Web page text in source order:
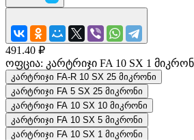
491.40 ₽
ოფცია: კარტრიჯი FA 10 SX 1
კარტრიჯი FA-R 10 SX 25 მიკრონი
კარტრიჯი FA 5 SX 25 მიკრონი
კარტრიჯი FA 10 SX 10 მიკრონი
კარტრიჯი FA 10 SX 5 მიკრონი
კარტრიჯი FA 10 SX 1 მიკრონი